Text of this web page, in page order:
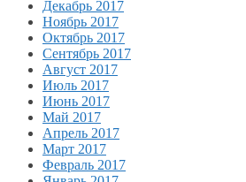
Декабрь 2017
Ноябрь 2017
Октябрь 2017
Сентябрь 2017
Август 2017
Июль 2017
Июнь 2017
Май 2017
Апрель 2017
Март 2017
Февраль 2017